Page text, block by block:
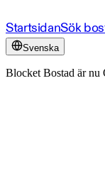
StartsidanSök
Svenska
Blocket Bostad är nu